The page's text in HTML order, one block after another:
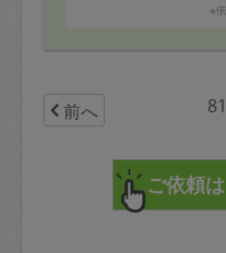
ようにあり、自分ひと
さり、本当に助かりま
ぐ取り出せる状態にな
と感じています。
ずっと放置していた場
全体を徹底的に掃除・
ひとりでは到底ここま
※
前へ